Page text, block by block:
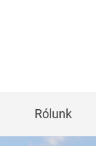
Rólunk